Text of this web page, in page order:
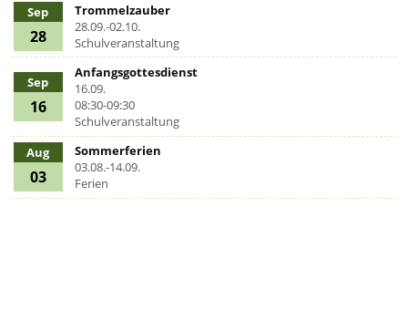
Sep
28
Trommelzauber
28.09.-02.10.
Schulveranstaltung
Sep
16
Anfangsgottesdienst
16.09.
08:30-09:30
Schulveranstaltung
Aug
03
Sommerferien
03.08.-14.09.
Ferien